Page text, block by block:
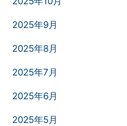
2025年9月
2025年8月
2025年7月
2025年6月
2025年5月